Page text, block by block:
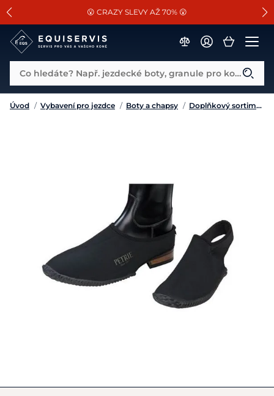
SLEVA 13% na vše od Cassini!
😮 CRAZY SLEVY AŽ 70% 😮
📐Pasování a doplňky k vybraným sedlům ZDARMA 🐴
Co hledáte? Např. jezdecké boty, granule pro koně...
Úvod / Vybavení pro jezdce / Boty a chapsy / Doplňkový sortiment k obuvi